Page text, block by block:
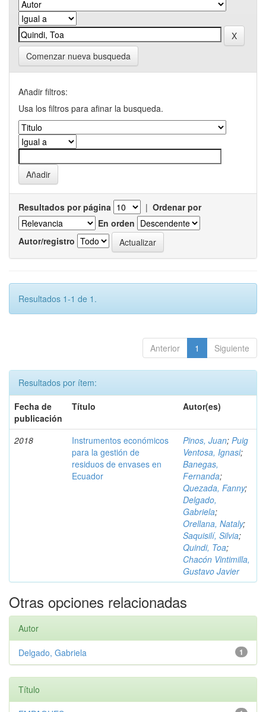
Comenzar nueva busqueda
Añadir filtros:
Usa los filtros para afinar la busqueda.
Resultados por página | Ordenar por
En orden
Autor/registro
Resultados 1-1 de 1.
Anterior 1 Siguiente
Resultados por ítem:
Fecha de
publicación
Título Autor(es)
2018
Instrumentos económicos
para la gestión de
residuos de envases en
Ecuador
Pinos, Juan; Puig
Ventosa, Ignasi;
Banegas,
Fernanda;
Quezada, Fanny;
Delgado,
Gabriela;
Orellana, Nataly;
Saquisilí, Silvia;
Quindi, Toa;
Chacón Vintimilla,
Gustavo Javier
Otras opciones relacionadas
Autor
1
Delgado, Gabriela
Título